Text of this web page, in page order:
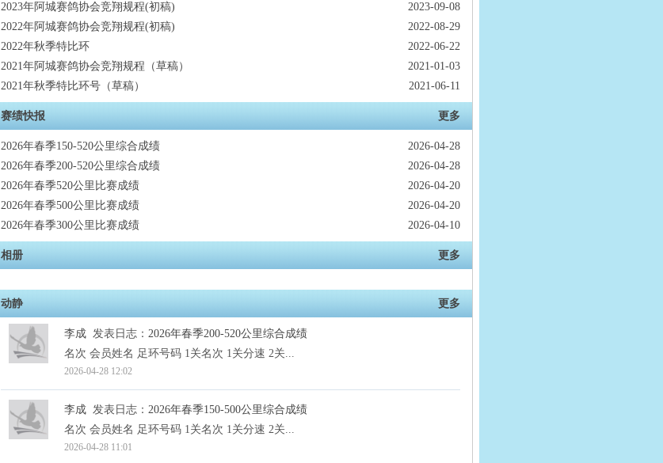
2023-09-08
2023年阿城赛鸽协会竞翔规程(初稿)
2022-08-29
2022年阿城赛鸽协会竞翔规程(初稿)
2022-06-22
2022年秋季特比环
2021-01-03
2021年阿城赛鸽协会竞翔规程（草稿）
2021-06-11
2021年秋季特比环号（草稿）
赛绩快报 更多
2026-04-28
2026年春季150-520公里综合成绩
2026-04-28
2026年春季200-520公里综合成绩
2026-04-20
2026年春季520公里比赛成绩
2026-04-20
2026年春季500公里比赛成绩
2026-04-10
2026年春季300公里比赛成绩
相册 更多
动静 更多
李成 发表日志： 2026年春季200-520公里综合成绩
名次 会员姓名 足环号码 1关名次 1关分速 2关...
2026-04-28 12:02
李成 发表日志： 2026年春季150-500公里综合成绩
名次 会员姓名 足环号码 1关名次 1关分速 2关...
2026-04-28 11:01